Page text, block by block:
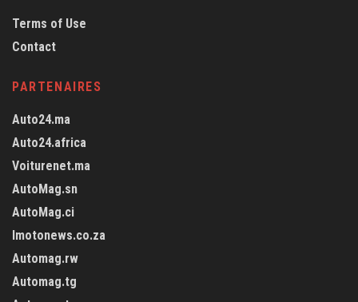
Terms of Use
Contact
PARTENAIRES
Auto24.ma
Auto24.africa
Voiturenet.ma
AutoMag.sn
AutoMag.ci
Imotonews.co.za
Automag.rw
Automag.tg